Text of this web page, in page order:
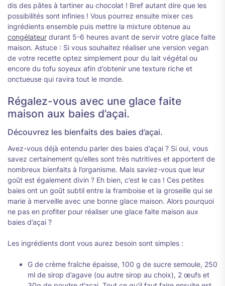
dis des pâtes à tartiner au chocolat ! Bref autant dire que les
possibilités sont infinies ! Vous pourrez ensuite mixer ces
ingrédients ensemble puis mettre la mixture obtenue au
congélateur durant 5-6 heures avant de servir votre glace faite
maison. Astuce : Si vous souhaitez réaliser une version vegan
de votre recette optez simplement pour du lait végétal ou
encore du tofu soyeux afin d’obtenir une texture riche et
onctueuse qui ravira tout le monde.
Régalez-vous avec une glace faite
maison aux baies d’açai.
Découvrez les bienfaits des baies d’açai.
Avez-vous déjà entendu parler des baies d’açai ? Si oui, vous
savez certainement qu’elles sont très nutritives et apportent de
nombreux bienfaits à l’organisme. Mais saviez-vous que leur
goût est également divin ? Eh bien, c’est le cas ! Ces petites
baies ont un goût subtil entre la framboise et la groseille qui se
marie à merveille avec une bonne glace maison. Alors pourquoi
ne pas en profiter pour réaliser une glace faite maison aux
baies d’açai ?
Les ingrédients dont vous aurez besoin sont simples :
G de crème fraîche épaisse, 100 g de sucre semoule, 250
ml de sirop d’agave (ou autre sirop au choix), 2 œufs et